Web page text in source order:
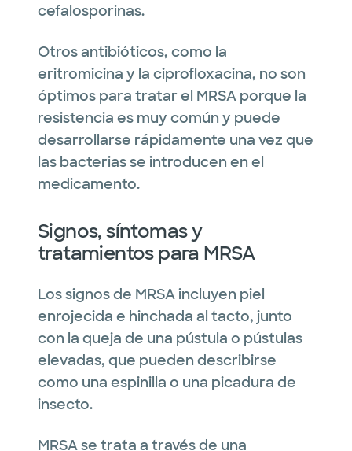
cefalosporinas.
Otros antibióticos, como la
eritromicina y la ciprofloxacina, no son
óptimos para tratar el MRSA porque la
resistencia es muy común y puede
desarrollarse rápidamente una vez que
las bacterias se introducen en el
medicamento.
Signos, síntomas y
tratamientos para MRSA
Los signos de MRSA incluyen piel
enrojecida e hinchada al tacto, junto
con la queja de una pústula o pústulas
elevadas, que pueden describirse
como una espinilla o una picadura de
insecto.
MRSA se trata a través de una